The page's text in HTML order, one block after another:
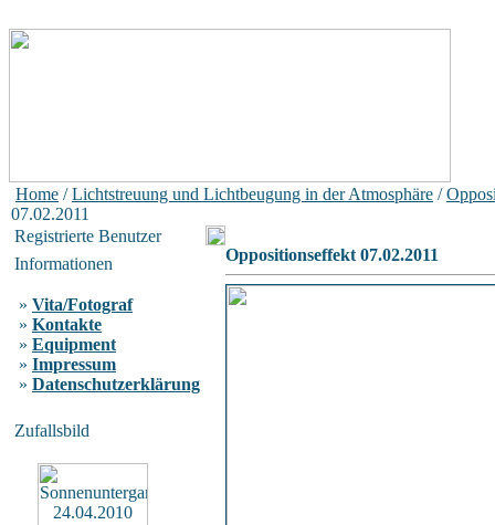
Home /Lichtstreuung und Lichtbeugung in der Atmosphäre /
07.02.2011
Registrierte Benutzer
Informationen
» Vita/Fotograf
» Kontakte
» Equipment
» Impressum
» Datenschutzerklärung
Zufallsbild
Oppositionseffekt 07.02.2011